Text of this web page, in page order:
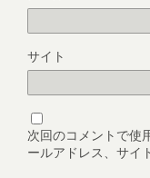
サイト
次回のコメントで使
ールアドレス、サイ